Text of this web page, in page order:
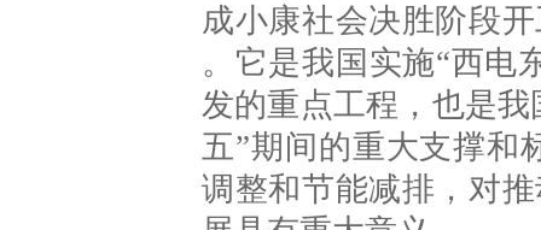
成小康社会决胜阶段
。它是我国实施“西电
发的重点工程，也是我
五”期间的重大支撑和
调整和节能减排，对